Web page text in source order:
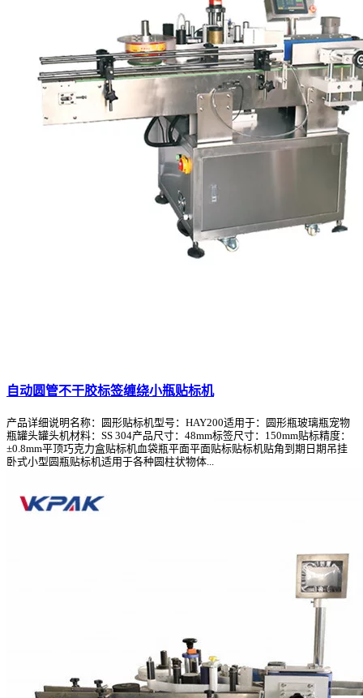
自动圆管不干胶标签缠绕小瓶贴标机
产品详细说明名称：圆形贴标机型号：HAY200适用于：圆形瓶玻璃瓶宠物
瓶罐头罐头机材料：SS 304产品尺寸：48mm标签尺寸：150mm贴标精度：
±0.8mm平顶巧克力盒贴标机血袋瓶平面平面贴标贴标机贴角到期日期吊挂
卧式小型圆瓶贴标机适用于各种圆柱状物体...